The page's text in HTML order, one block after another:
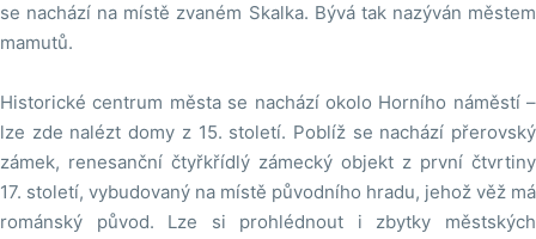
se nachází na místě zvaném Skalka. Bývá tak nazýván městem
mamutů.
Historické centrum města se nachází okolo Horního náměstí –
lze zde nalézt domy z 15. století. Poblíž se nachází přerovský
zámek, renesanční čtyřkřídlý zámecký objekt z první čtvrtiny
17. století, vybudovaný na místě původního hradu, jehož věž má
románský původ. Lze si prohlédnout i zbytky městských